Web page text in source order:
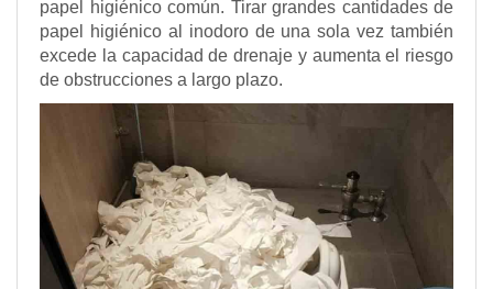
papel higiénico común. Tirar grandes cantidades de
papel higiénico al inodoro de una sola vez también
excede la capacidad de drenaje y aumenta el riesgo
de obstrucciones a largo plazo.